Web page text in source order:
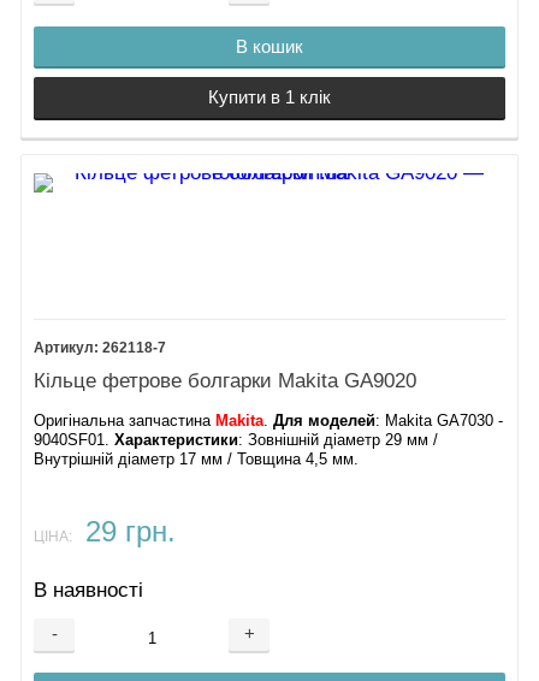
В кошик
Купити в 1 клік
262118-7
Кільце фетрове болгарки Makita GA9020
Оригінальна запчастина Makita.Для моделей: Makita GA7030 -
9040SF01.Характеристики: Зовнішній діаметр 29 мм /
Внутрішній діаметр 17 мм / Товщина 4,5 мм.
ЦІНА: 29 грн.
В наявності
- +